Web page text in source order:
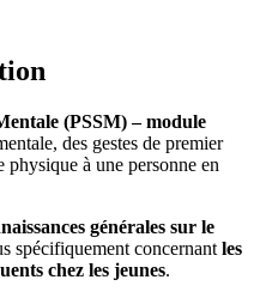
(PSSM) – module
des gestes de premier
à une personne en
générales sur le
spécifiquement concernant les
chez les jeunes.